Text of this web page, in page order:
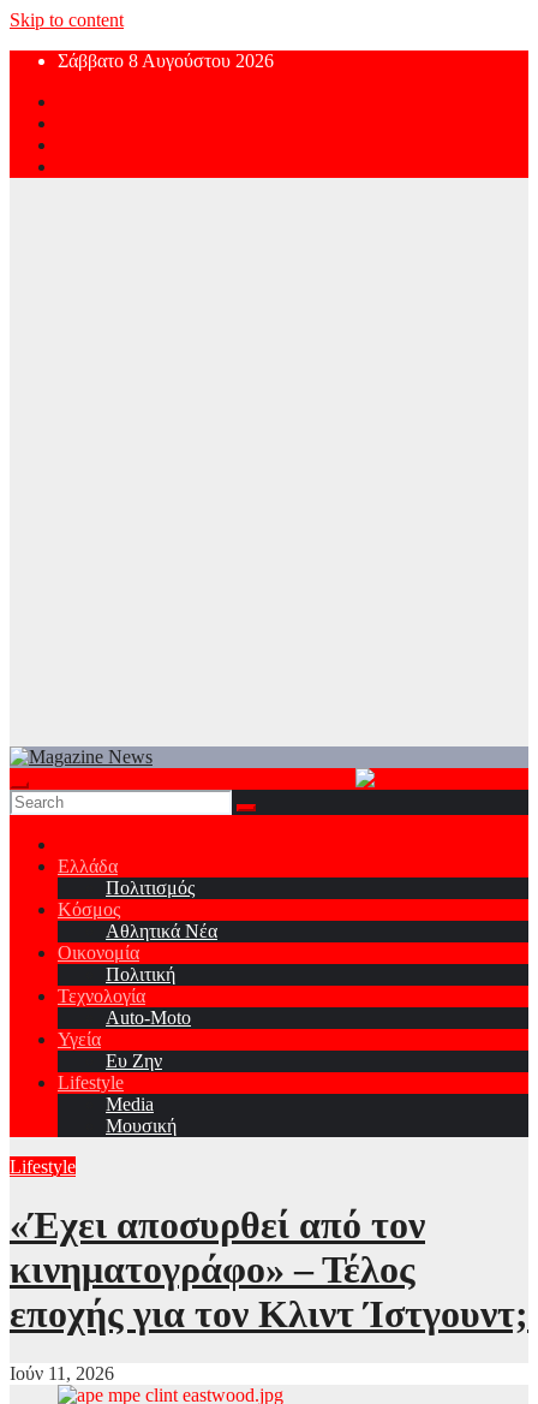
Skip to content
Σάββατο 8 Αυγούστου 2026
Ελλάδα
Πολιτισμός
Κόσμος
Αθλητικά Νέα
Οικονομία
Πολιτική
Τεχνολογία
Auto-Moto
Υγεία
Ευ Ζην
Lifestyle
Media
Μουσική
Lifestyle
«Έχει αποσυρθεί από τον
κινηματογράφο» – Τέλος
εποχής για τον Κλιντ Ίστγουντ;
Ιούν 11, 2026